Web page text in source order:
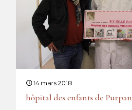
14 mars 2018
hôpital des enfants de Purpan